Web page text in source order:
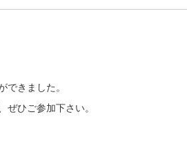
きました。
ひご参加下さい。